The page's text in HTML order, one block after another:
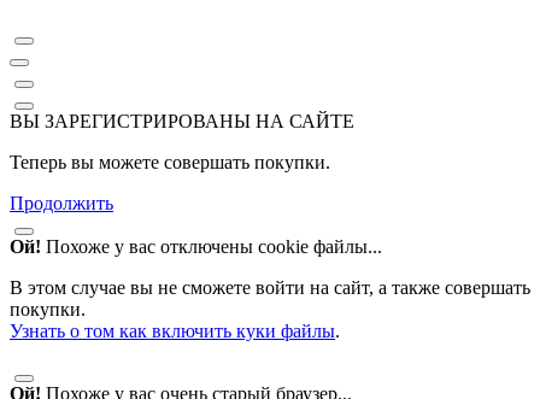
ВЫ ЗАРЕГИСТРИРОВАНЫ НА САЙТЕ
Теперь вы можете совершать покупки.
Продолжить
Ой! Похоже у вас отключены cookie файлы...
В этом случае вы не сможете войти на сайт, а также совершать
покупки.
Узнать о том как включить куки файлы.
Ой! Похоже у вас очень старый браузер...